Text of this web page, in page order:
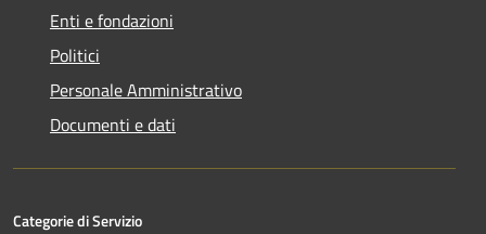
Enti e fondazioni
Politici
Personale Amministrativo
Documenti e dati
Categorie di Servizio